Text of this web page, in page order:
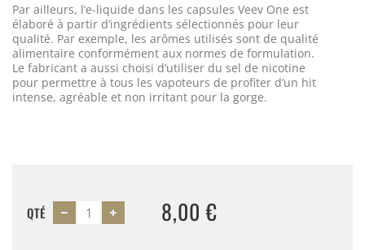
Par ailleurs, l’e-liquide dans les capsules Veev One est
élaboré à partir d’ingrédients sélectionnés pour leur
qualité. Par exemple, les arômes utilisés sont de qualité
alimentaire conformément aux normes de formulation.
Le fabricant a aussi choisi d’utiliser du sel de nicotine
pour permettre à tous les vapoteurs de profiter d’un hit
intense, agréable et non irritant pour la gorge.
QTÉ 8,00 €